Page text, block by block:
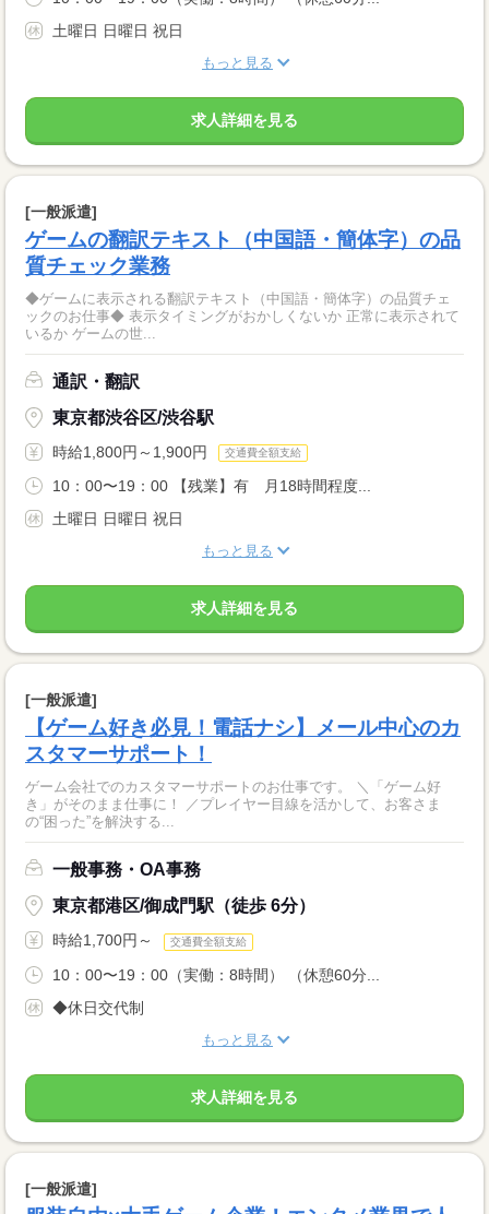
土曜日 日曜日 祝日
もっと見る
求人詳細を見る
[一般派遣]
ゲームの翻訳テキスト（中国語・簡体字）の品
質チェック業務
◆ゲームに表示される翻訳テキスト（中国語・簡体字）の品質チェ
ックのお仕事◆ 表示タイミングがおかしくないか 正常に表示されて
いるか ゲームの世...
通訳・翻訳
東京都渋谷区/渋谷駅
時給1,800円～1,900円 交通費全額支給
10：00〜19：00 【残業】有 月18時間程度...
土曜日 日曜日 祝日
もっと見る
求人詳細を見る
[一般派遣]
【ゲーム好き必見！電話ナシ】メール中心のカ
スタマーサポート！
ゲーム会社でのカスタマーサポートのお仕事です。 ＼「ゲーム好
き」がそのまま仕事に！ ／プレイヤー目線を活かして、お客さま
の“困った”を解決する...
一般事務・OA事務
東京都港区/御成門駅（徒歩 6分）
時給1,700円～ 交通費全額支給
10：00〜19：00（実働：8時間） （休憩60分...
◆休日交代制
もっと見る
求人詳細を見る
[一般派遣]